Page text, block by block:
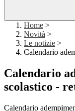
Home >
Novità >
Le notizie >
Calendario
Calendario
scolastico -
Calendario